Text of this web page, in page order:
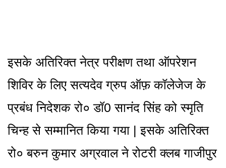
इसके अतिरिक्त नेत्र परीक्षण तथा ऑपरेशन
शिविर के लिए सत्यदेव ग्रुप ऑफ़ कॉलेजेज के
प्रबंध निदेशक रो० डॉ0 सानंद सिंह को स्मृति
चिन्ह से सम्मानित किया गया | इसके अतिरिक्त
रो० बरुन कुमार अग्रवाल ने रोटरी क्लब गाजीपुर